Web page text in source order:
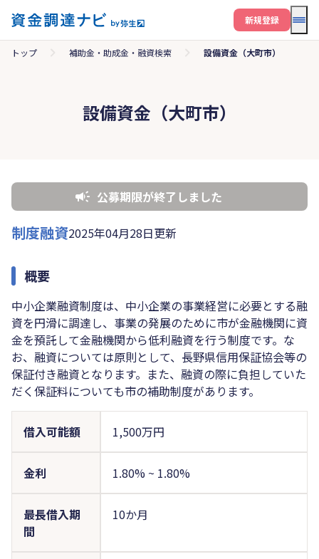
メ
新規登録
トップ 補助金・助成金・融資検索 設備資金（大町市）
設備資金（大町市）
公募期限が終了しました
制度融資2025年04月28日更新
概要
中小企業融資制度は、中小企業の事業経営に必要とする融
資を円滑に調達し、事業の発展のために市が金融機関に資
金を預託して金融機関から低利融資を行う制度です。な
お、融資については原則として、長野県信用保証協会等の
保証付き融資となります。また、融資の際に負担していた
だく保証料についても市の補助制度があります。
借入可能額 1,500万円
金利 1.80% ~ 1.80%
最長借入期
間
10か月